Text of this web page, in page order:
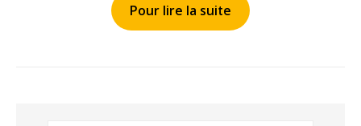
Pour lire la suite